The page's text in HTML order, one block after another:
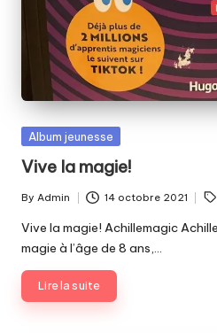
Posted
Album jeunesse
Vive la magie!
Posted
by
By Admin 14 octobre 2021
Tags:
Vive la magie! Achillemagic
magie à l’âge de 8 ans,…
Lire la suite